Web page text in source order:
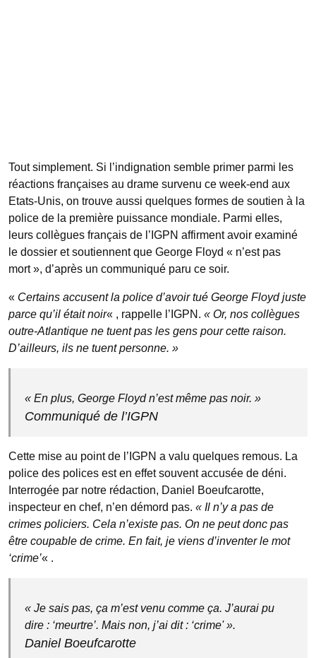
Tout simplement. Si l’indignation semble primer parmi les
réactions françaises au drame survenu ce week-end aux
Etats-Unis, on trouve aussi quelques formes de soutien à la
police de la première puissance mondiale. Parmi elles,
leurs collègues français de l’IGPN affirment avoir examiné
le dossier et soutiennent que George Floyd « n’est pas
mort », d’après un communiqué paru ce soir.
« Certains accusent la police d’avoir tué George Floyd juste
parce qu’il était noir« , rappelle l’IGPN. « Or, nos collègues
outre-Atlantique ne tuent pas les gens pour cette raison.
D’ailleurs, ils ne tuent personne. »
« En plus, George Floyd n’est même pas noir. »
Communiqué de l’IGPN
Cette mise au point de l’IGPN a valu quelques remous. La
police des polices est en effet souvent accusée de déni.
Interrogée par notre rédaction, Daniel Boeufcarotte,
inspecteur en chef, n’en démord pas. « Il n’y a pas de
crimes policiers. Cela n’existe pas. On ne peut donc pas
être coupable de crime. En fait, je viens d’inventer le mot
‘crime’« .
« Je sais pas, ça m’est venu comme ça. J’aurai pu
dire : ‘meurtre’. Mais non, j’ai dit : ‘crime' ».
Daniel Boeufcarotte